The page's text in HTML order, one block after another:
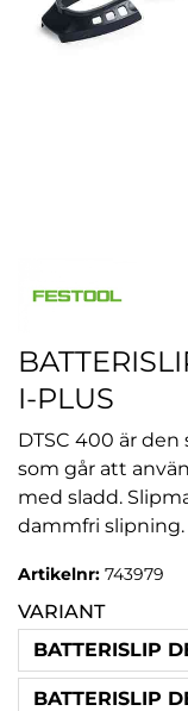
I-PLUS
DTSC 400 är
som går att
med sladd.
dammfri slipning.
Artikelnr: 743979
VARIANT
BATTERISLIP
BATTERISLIP